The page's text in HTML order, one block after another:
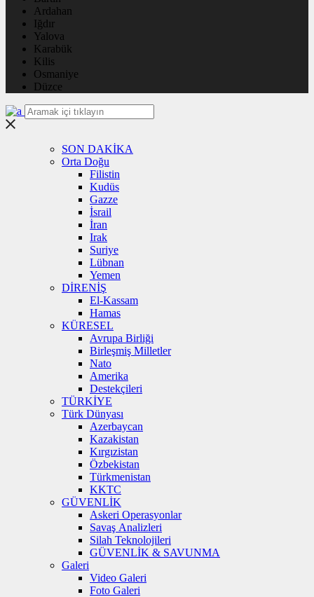
Ardahan
Iğdır
Yalova
Karabük
Kilis
Osmaniye
Düzce
SON DAKİKA
Orta Doğu
Filistin
Kudüs
Gazze
İsrail
İran
Irak
Suriye
Lübnan
Yemen
DİRENİŞ
El-Kassam
Hamas
KÜRESEL
Avrupa Birliği
Birleşmiş Milletler
Nato
Amerika
Destekçileri
TÜRKİYE
Türk Dünyası
Azerbaycan
Kazakistan
Kırgızistan
Özbekistan
Türkmenistan
KKTC
GÜVENLİK
Askeri Operasyonlar
Savaş Analizleri
Silah Teknolojileri
GÜVENLİK & SAVUNMA
Galeri
Video Galeri
Foto Galeri